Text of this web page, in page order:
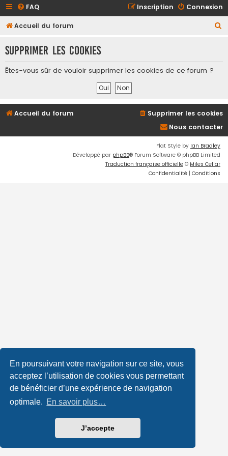
En poursuivant votre navigation sur ce site, vous
acceptez l’utilisation de cookies vous permettant
de bénéficier d’une expérience de navigation
optimale. En savoir plus…
J’accepte
FAQ Connexion
Inscription
Accueil du forum
h
c
h
Supprimer les cookies
Êtes-vous sûr de vouloir supprimer les cookies de ce forum ?
Accueil du forum
Supprimer les cookies
Nous contacter
Flat Style by Ian Bradley
Développé par phpBB® Forum Software © phpBB Limited
Traduction française officielle © Miles Cellar
Confidentialité | Conditions